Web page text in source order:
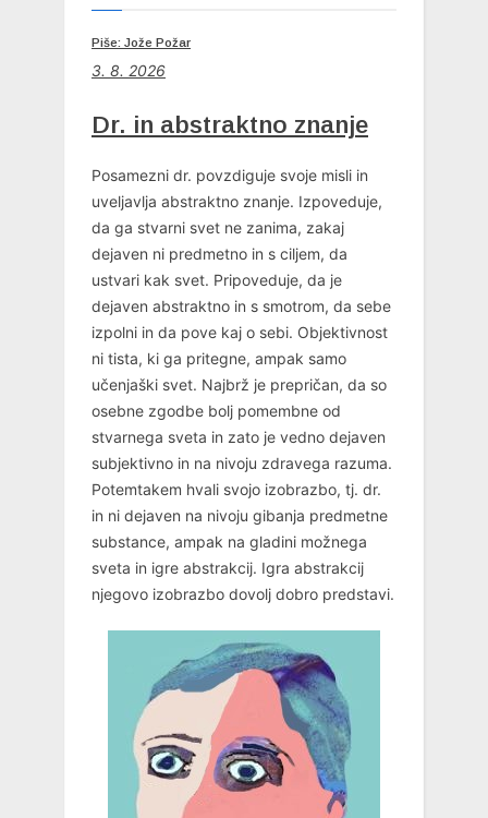
Piše: Jože Požar
3. 8. 2026
Dr. in abstraktno znanje
Posamezni dr. povzdiguje svoje misli in
uveljavlja abstraktno znanje. Izpoveduje,
da ga stvarni svet ne zanima, zakaj
dejaven ni predmetno in s ciljem, da
ustvari kak svet. Pripoveduje, da je
dejaven abstraktno in s smotrom, da sebe
izpolni in da pove kaj o sebi. Objektivnost
ni tista, ki ga pritegne, ampak samo
učenjaški svet. Najbrž je prepričan, da so
osebne zgodbe bolj pomembne od
stvarnega sveta in zato je vedno dejaven
subjektivno in na nivoju zdravega razuma.
Potemtakem hvali svojo izobrazbo, tj. dr.
in ni dejaven na nivoju gibanja predmetne
substance, ampak na gladini možnega
sveta in igre abstrakcij. Igra abstrakcij
njegovo izobrazbo dovolj dobro predstavi.